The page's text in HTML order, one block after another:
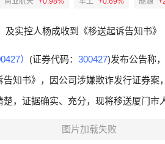
及实控人杨成收到《移送起诉告知书》
） (证券代码： 300427)发布公告称
知书》，因公司涉嫌欺诈发行证券案
，证据确实、充分，现将移送厦门市
图片加载失败